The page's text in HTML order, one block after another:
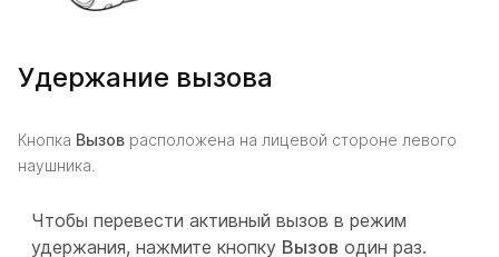
Удержание вызова
Кнопка Вызов расположена на лицевой стороне левого
наушника.
Чтобы перевести активный вызов в режим
удержания, нажмите кнопку Вызов один раз.